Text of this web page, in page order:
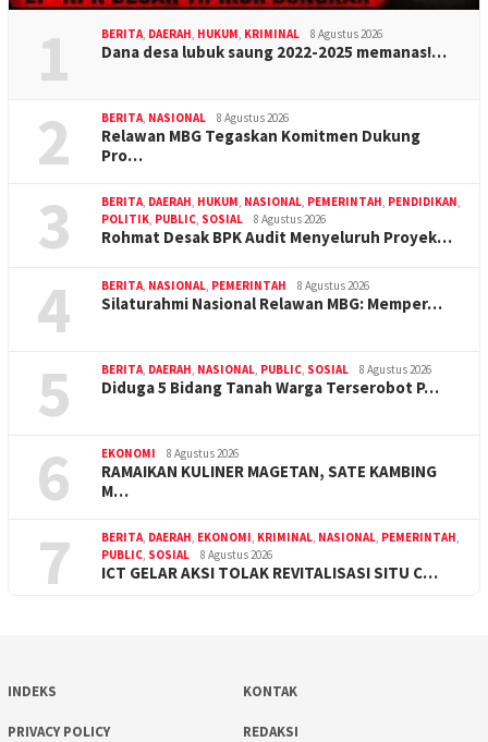
1 BERITA DAERAH HUKUM KRIMINAL 8 Agustus 2026
Dana desa lubuk saung 2022-2025 memanas!…
2 BERITA NASIONAL 8 Agustus 2026
Relawan MBG Tegaskan Komitmen Dukung
Pro…
3 BERITA DAERAH HUKUM NASIONAL PEMERINTAH PENDIDIKAN
POLITIK PUBLIC SOSIAL 8 Agustus 2026
Rohmat Desak BPK Audit Menyeluruh Proyek…
4 BERITA NASIONAL PEMERINTAH 8 Agustus 2026
Silaturahmi Nasional Relawan MBG: Memper…
5 BERITA DAERAH NASIONAL PUBLIC SOSIAL 8 Agustus 2026
Diduga 5 Bidang Tanah Warga Terserobot P…
6 EKONOMI 8 Agustus 2026
RAMAIKAN KULINER MAGETAN, SATE KAMBING
M…
7 BERITA DAERAH EKONOMI KRIMINAL NASIONAL PEMERINTAH
PUBLIC SOSIAL 8 Agustus 2026
ICT GELAR AKSI TOLAK REVITALISASI SITU C…
INDEKS KONTAK
PRIVACY POLICY REDAKSI